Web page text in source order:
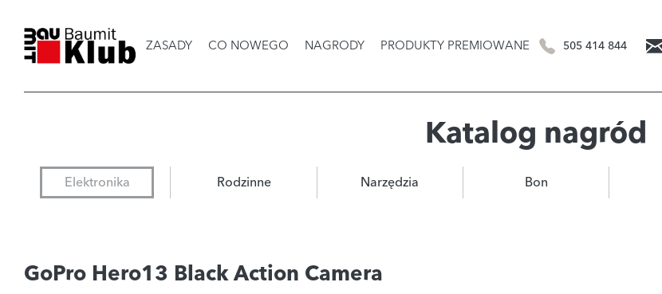
ZASADY CO NOWEGO NAGRODY PRODUKTY PREMIOWANE 505 414 844
Katalog nagród
Elektronika Rodzinne Narzędzia Bon
GoPro Hero13 Black Action Camera